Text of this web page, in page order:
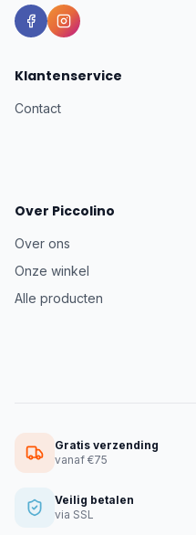
Klantenservice
Contact
Over Piccolino
Over ons
Onze winkel
Alle producten
Gratis verzending
vanaf €75
Veilig betalen
via SSL